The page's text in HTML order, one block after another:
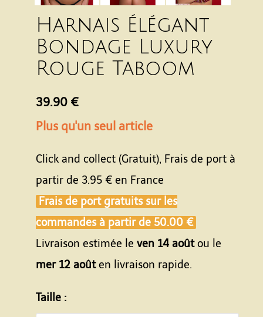
Harnais Élégant
Bondage Luxury
Rouge Taboom
39.90 €
Plus qu'un seul article
Click and collect (Gratuit), Frais de port à
partir de 3.95 € en France
Frais de port gratuits sur les
commandes à partir de 50.00 €
Livraison estimée le ven 14 aoûtou le
mer 12 aoûten livraison rapide.
Taille :